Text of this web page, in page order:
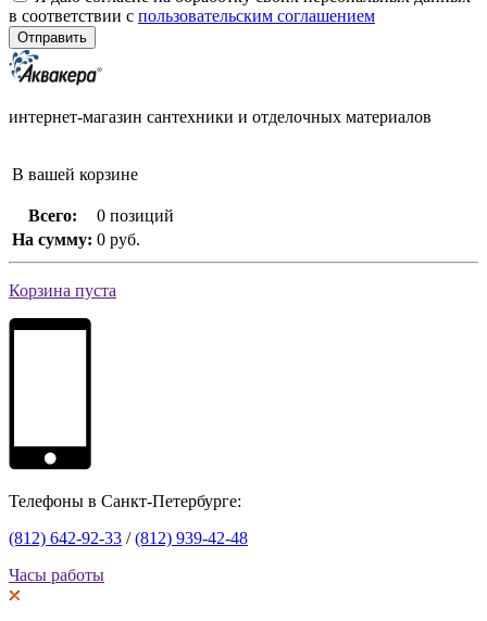
в соответствии с пользовательским соглашением
интернет-магазин сантехники и отделочных материалов
В вашей корзине
Всего:
0 позиций
На сумму: 0 руб.
Корзина пуста
Телефоны в Санкт-Петербурге:
(812) 642-92-33 /(812) 939-42-48
Часы работы